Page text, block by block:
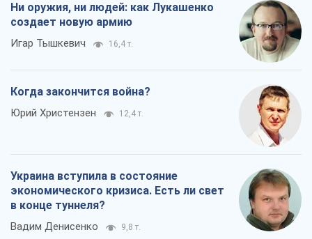
Ни оружия, ни людей: как Лукашенко
создает новую армию
Игар Тышкевич 16,4 т.
Когда закончится война?
Юрий Христензен 12,4 т.
Украина вступила в состояние
экономического кризиса. Есть ли свет
в конце туннеля?
Вадим Денисенко 9,8 т.